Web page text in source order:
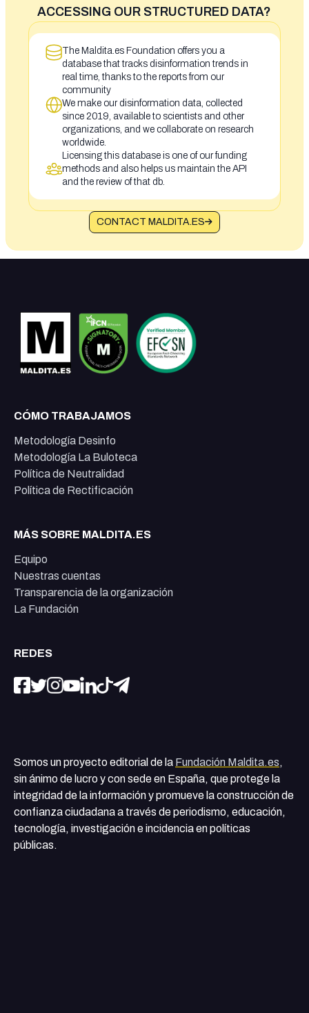
ACCESSING OUR STRUCTURED DATA?
The Maldita.es Foundation offers you a
database that tracks disinformation trends in
real time, thanks to the reports from our
community
We make our disinformation data, collected
since 2019, available to scientists and other
organizations, and we collaborate on research
worldwide.
Licensing this database is one of our funding
methods and also helps us maintain the API
and the review of that db.
CONTACT MALDITA.ES
CÓMO TRABAJAMOS
Metodología Desinfo
Metodología La Buloteca
Política de Neutralidad
Política de Rectificación
MÁS SOBRE MALDITA.ES
Equipo
Nuestras cuentas
Transparencia de la organización
La Fundación
REDES
Somos un proyecto editorial de la Fundación Maldita.es,
sin ánimo de lucro y con sede en España, que protege la
integridad de la información y promueve la construcción de
confianza ciudadana a través de periodismo, educación,
tecnología, investigación e incidencia en políticas
públicas.